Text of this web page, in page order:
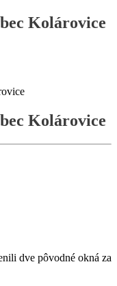
Kolárovice
Kolárovice
dve pôvodné okná za